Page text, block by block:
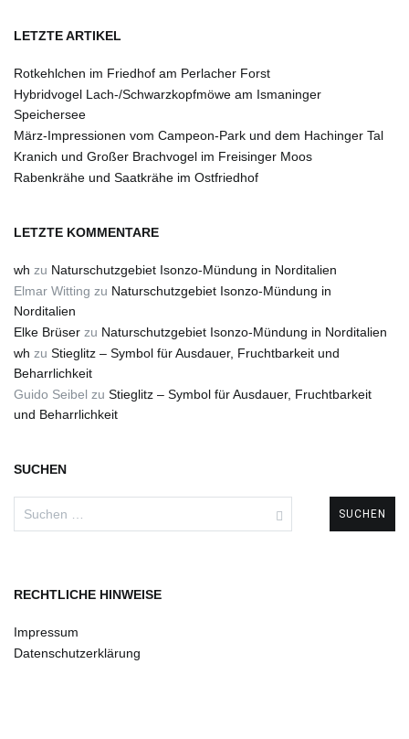
LETZTE ARTIKEL
Rotkehlchen im Friedhof am Perlacher Forst
Hybridvogel Lach-/Schwarzkopfmöwe am Ismaninger
Speichersee
März-Impressionen vom Campeon-Park und dem Hachinger Tal
Kranich und Großer Brachvogel im Freisinger Moos
Rabenkrähe und Saatkrähe im Ostfriedhof
LETZTE KOMMENTARE
wh zu Naturschutzgebiet Isonzo-Mündung in Norditalien
Elmar Witting zu Naturschutzgebiet Isonzo-Mündung in
Norditalien
Elke Brüser zu Naturschutzgebiet Isonzo-Mündung in Norditalien
wh zu Stieglitz – Symbol für Ausdauer, Fruchtbarkeit und
Beharrlichkeit
Guido Seibel zu Stieglitz – Symbol für Ausdauer, Fruchtbarkeit
und Beharrlichkeit
SUCHEN
RECHTLICHE HINWEISE
Impressum
Datenschutzerklärung